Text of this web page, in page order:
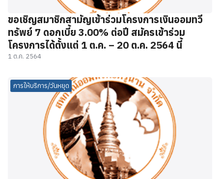
ขอเชิญสมาชิกสามัญเข้าร่วมโครงการเงินออมทวี
ทรัพย์ 7 ดอกเบี้ย 3.00% ต่อปี สมัครเข้าร่วม
โครงการได้ตั้งแต่ 1 ต.ค. – 20 ต.ค. 2564 นี้
1 ต.ค. 2564
การให้บริการ/วันหยุด